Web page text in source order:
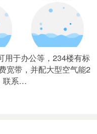
用于办公等，234楼有标
宽带，并配大型空气能2
联系…